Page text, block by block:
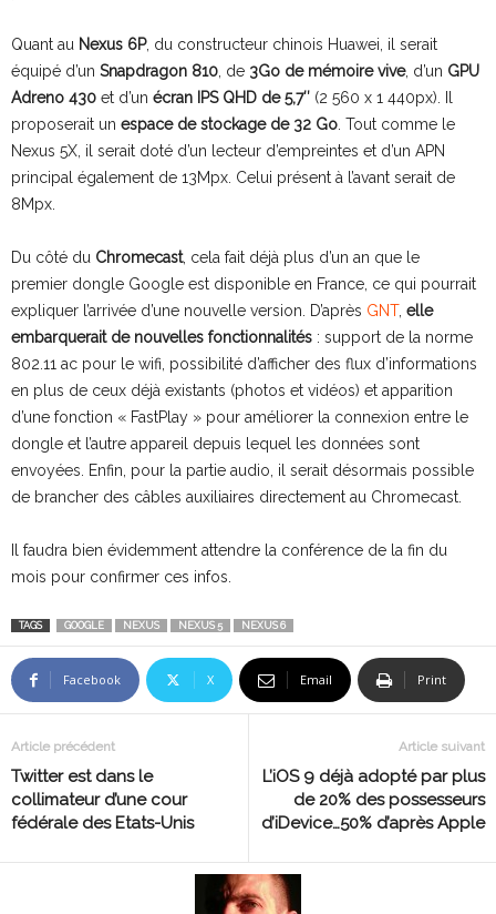
Quant au Nexus 6P, du constructeur chinois Huawei, il serait
équipé d’un Snapdragon 810, de 3Go de mémoire vive, d’un GPU
Adreno 430 et d’un écran IPS QHD de 5,7″ (2 560 x 1 440px). Il
proposerait un espace de stockage de 32 Go. Tout comme le
Nexus 5X, il serait doté d’un lecteur d’empreintes et d’un APN
principal également de 13Mpx. Celui présent à l’avant serait de
8Mpx.
Du côté du Chromecast, cela fait déjà plus d’un an que le
premier dongle Google est disponible en France, ce qui pourrait
expliquer l’arrivée d’une nouvelle version. D’après GNT, elle
embarquerait de nouvelles fonctionnalités : support de la norme
802.11 ac pour le wifi, possibilité d’afficher des flux d’informations
en plus de ceux déjà existants (photos et vidéos) et apparition
d’une fonction « FastPlay » pour améliorer la connexion entre le
dongle et l’autre appareil depuis lequel les données sont
envoyées. Enfin, pour la partie audio, il serait désormais possible
de brancher des câbles auxiliaires directement au Chromecast.
Il faudra bien évidemment attendre la conférence de la fin du
mois pour confirmer ces infos.
TAGS GOOGLE NEXUS NEXUS 5 NEXUS 6
Facebook X Email Print
Article précédent
Twitter est dans le
collimateur d’une cour
fédérale des Etats-Unis
Article suivant
L’iOS 9 déjà adopté par plus
de 20% des possesseurs
d’iDevice…50% d’après Apple